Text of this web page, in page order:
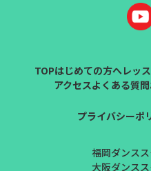
TOPはじめての方へレッ
アクセスよくある質問
プライバシーポ
福岡ダンス
大阪ダンス